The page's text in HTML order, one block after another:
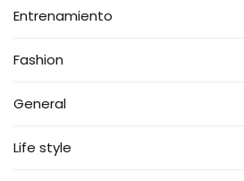
Entrenamiento
Fashion
General
Life style